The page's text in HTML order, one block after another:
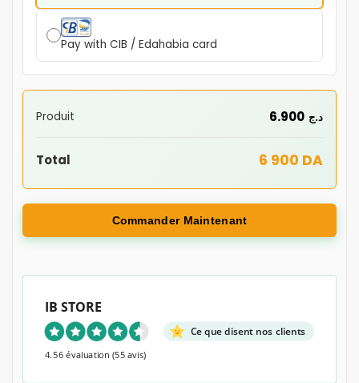
Pay with CIB / Edahabia card
Produit 6.900 د.ج
Total 6 900 DA
Commander Maintenant
IB STORE
Ce que disent nos clients
4.56 évaluation (55 avis)